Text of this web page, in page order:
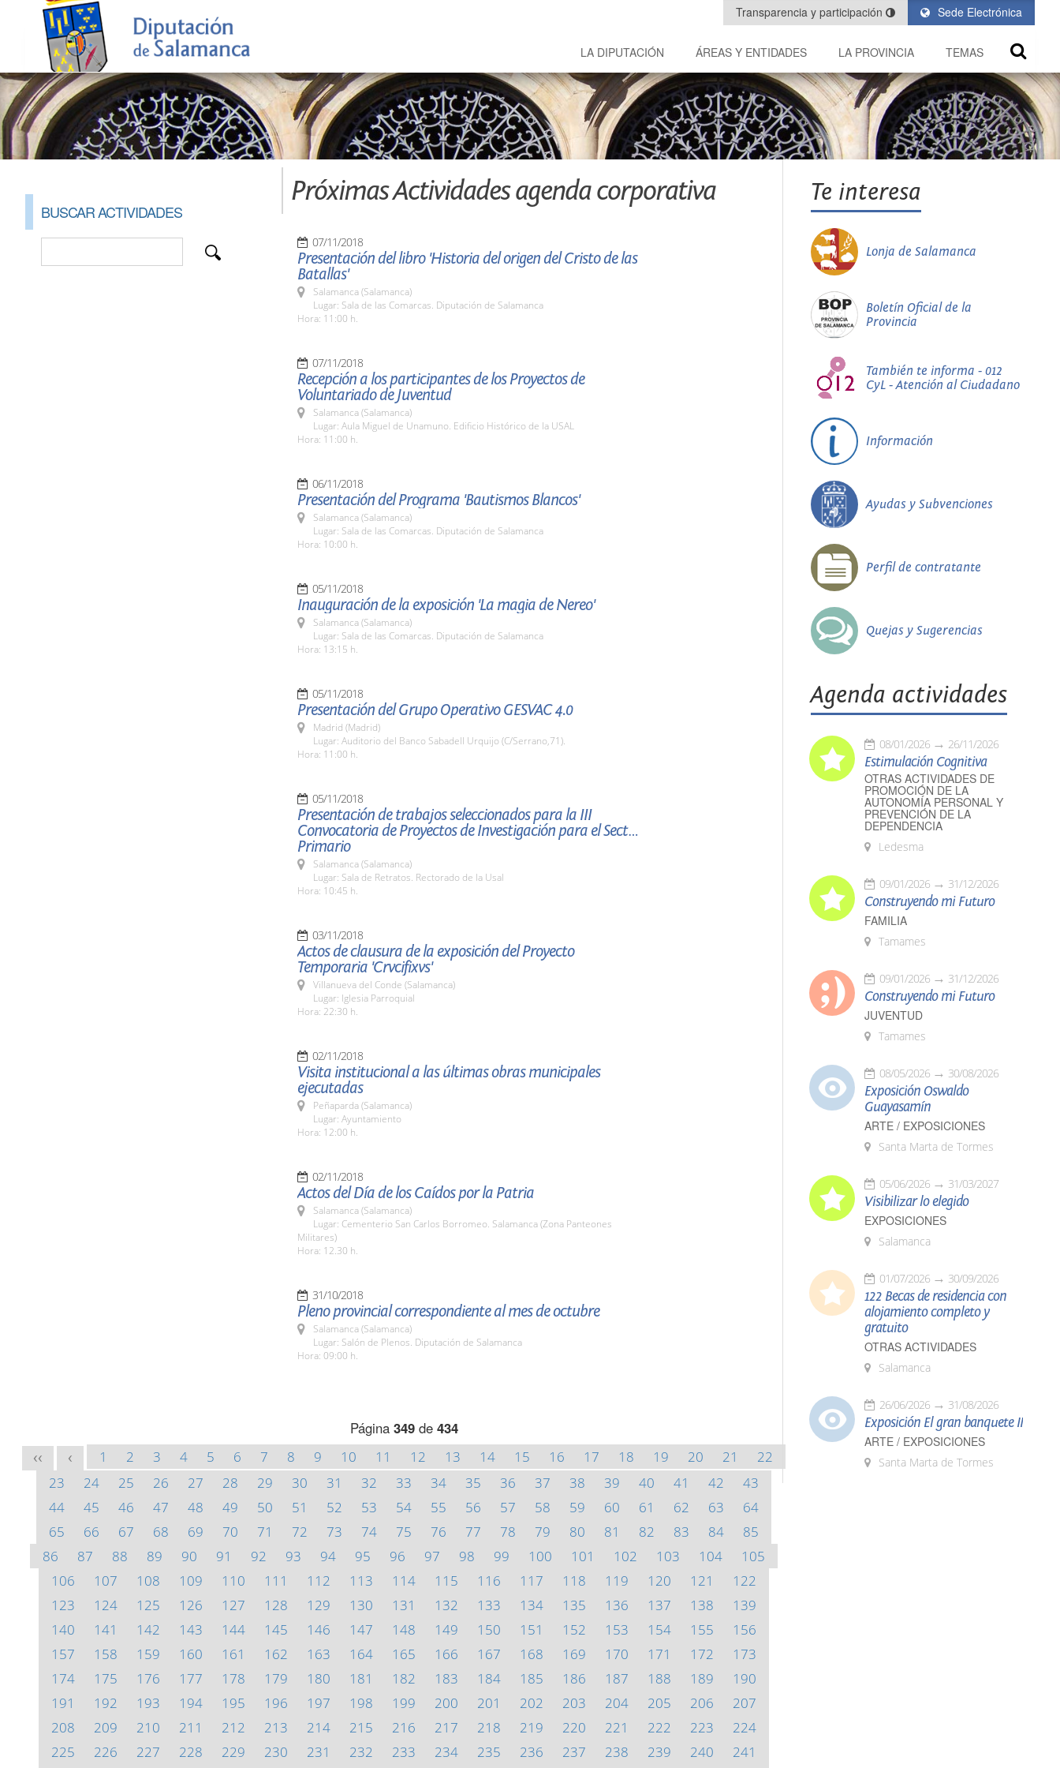
Sede Electrónica
Transparencia y participación
LA DIPUTACIÓN ÁREAS Y ENTIDADES LA PROVINCIA TEMAS
BUSCAR ACTIVIDADES
Próximas Actividades agenda corporativa
07/11/2018
Presentación del libro 'Historia del origen del Cristo de las
Batallas'
Salamanca (Salamanca)
Lugar: Sala de las Comarcas. Diputación de Salamanca
Hora: 11:00 h.
07/11/2018
Recepción a los participantes de los Proyectos de
Voluntariado de Juventud
Salamanca (Salamanca)
Lugar: Aula Miguel de Unamuno. Edificio Histórico de la USAL
Hora: 11:00 h.
06/11/2018
Presentación del Programa 'Bautismos Blancos'
Salamanca (Salamanca)
Lugar: Sala de las Comarcas. Diputación de Salamanca
Hora: 10:00 h.
05/11/2018
Inauguración de la exposición 'La magia de Nereo'
Salamanca (Salamanca)
Lugar: Sala de las Comarcas. Diputación de Salamanca
Hora: 13:15 h.
05/11/2018
Presentación del Grupo Operativo GESVAC 4.0
Madrid (Madrid)
Lugar: Auditorio del Banco Sabadell Urquijo (C/Serrano,71).
Hora: 11:00 h.
05/11/2018
Presentación de trabajos seleccionados para la III
Convocatoria de Proyectos de Investigación para el Sector
Primario
Salamanca (Salamanca)
Lugar: Sala de Retratos. Rectorado de la Usal
Hora: 10:45 h.
03/11/2018
Actos de clausura de la exposición del Proyecto
Temporaria 'Crvcifixvs'
Villanueva del Conde (Salamanca)
Lugar: Iglesia Parroquial
Hora: 22:30 h.
02/11/2018
Visita institucional a las últimas obras municipales
ejecutadas
Peñaparda (Salamanca)
Lugar: Ayuntamiento
Hora: 12:00 h.
02/11/2018
Actos del Día de los Caídos por la Patria
Salamanca (Salamanca)
Lugar: Cementerio San Carlos Borromeo. Salamanca (Zona Panteones
Militares)
Hora: 12.30 h.
31/10/2018
Pleno provincial correspondiente al mes de octubre
Salamanca (Salamanca)
Lugar: Salón de Plenos. Diputación de Salamanca
Hora: 09:00 h.
Página 349de 434
<< < 1 2 3 4 5 6 7 8 9 10 11 12 13 14 15 16 17 18 19 20 21
22
23
24 25 26 27 28 29 30 31 32 33 34 35 36 37 38 39 40 41 42
43
44
45 46 47 48 49 50 51 52 53 54 55 56 57 58 59 60 61 62 63
64
65
66 67 68 69 70 71 72 73 74 75 76 77 78 79 80 81 82 83 84
85
86
87 88 89 90 91 92 93 94 95 96 97 98 99 100 101 102 103 104
105
106
107 108 109 110 111 112 113 114 115 116 117 118 119 120 121
122
123
124 125 126 127 128 129 130 131 132 133 134 135 136 137 138
139
140
141 142 143 144 145 146 147 148 149 150 151 152 153 154 155
156
157
158 159 160 161 162 163 164 165 166 167 168 169 170 171 172
173
174
175 176 177 178 179 180 181 182 183 184 185 186 187 188 189
190
191
192 193 194 195 196 197 198 199 200 201 202 203 204 205 206
207
208
209 210 211 212 213 214 215 216 217 218 219 220 221 222 223
224
225
226 227 228 229 230 231 232 233 234 235 236 237 238 239 240
241
Te interesa
Lonja de Salamanca
Boletín Oficial de la
Provincia
También te informa - 012
CyL - Atención al Ciudadano
Información
Ayudas y Subvenciones
Perfil de contratante
Quejas y Sugerencias
Agenda actividades
08/01/2026 26/11/2026
Estimulación Cognitiva
OTRAS ACTIVIDADES DE
PROMOCIÓN DE LA
AUTONOMÍA PERSONAL Y
PREVENCIÓN DE LA
DEPENDENCIA
Ledesma
09/01/2026 31/12/2026
Construyendo mi Futuro
FAMILIA
Tamames
09/01/2026 31/12/2026
Construyendo mi Futuro
JUVENTUD
Tamames
08/05/2026 30/08/2026
Exposición Oswaldo
Guayasamín
ARTE / EXPOSICIONES
Santa Marta de Tormes
05/06/2026 31/03/2027
Visibilizar lo elegido
EXPOSICIONES
Salamanca
01/07/2026 30/09/2026
122 Becas de residencia con
alojamiento completo y
gratuito
OTRAS ACTIVIDADES
Salamanca
26/06/2026 31/08/2026
Exposición El gran banquete II
ARTE / EXPOSICIONES
Santa Marta de Tormes